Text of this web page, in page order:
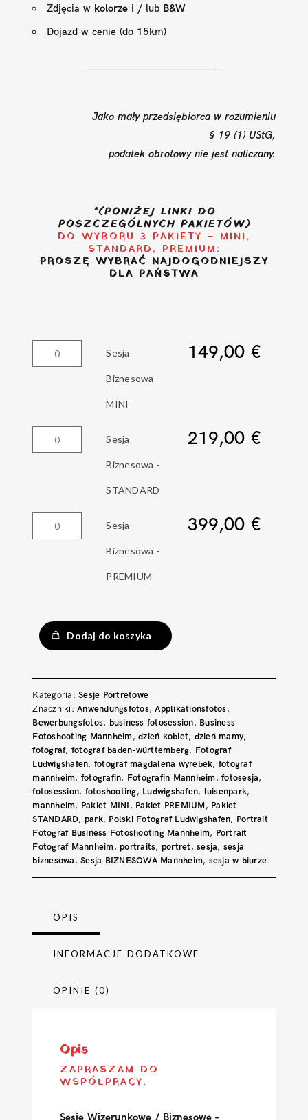
Zdjęcia w kolorze i / lub B&W
Dojazd w cenie (do 15km)
—————————————–
Jako mały przedsiębiorca w rozumieniu
§ 19 (1) UStG,
podatek obrotowy nie jest naliczany.
*(PONIŻEJ LINKI DO
POSZCZEGÓLNYCH PAKIETÓW)
DO WYBORU 3 PAKIETY – MINI,
STANDARD, PREMIUM:
PROSZĘ WYBRAĆ NAJDOGODNIEJSZY
DLA PAŃSTWA
-
MINI
Sesja
Biznesowa -
MINI
149,00 €
-
STANDARD
Sesja
Biznesowa -
STANDARD
219,00 €
PREMIUM
Sesja
Biznesowa -
PREMIUM
399,00 €
Dodaj do koszyka
Kategoria:Sesje Portretowe
Znaczniki:Anwendungsfotos,Applikationsfotos,
Bewerbungsfotos, business fotosession, Business
Fotoshooting Mannheim,dzień kobiet, dzień mamy,
fotograf, fotograf baden-württemberg, Fotograf
Ludwigshafen, fotograf magdalena wyrebek, fotograf
mannheim, fotografin, Fotografin Mannheim,fotosesja,
fotosession, fotoshooting, Ludwigshafen, luisenpark,
mannheim, Pakiet MINI, Pakiet PREMIUM, Pakiet
STANDARD, park, Polski Fotograf Ludwigshafen, Portrait
Fotograf Business Fotoshooting Mannheim, Portrait
Fotograf Mannheim, portraits, portret,sesja, sesja
biznesowa,Sesja BIZNESOWA Mannheim, sesja w biurze
OPIS
INFORMACJE DODATKOWE
OPINIE (0)
Opis
ZAPRASZAM DO
WSPÓŁPRACY.
Sesje Wizerunkowe / Biznesowe –